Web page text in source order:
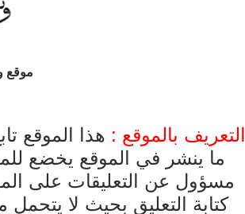
موقع
التعريف بالموقع : هذا الموقع
ما ينشر في الموقع يخضع
مسؤول عن التعليقات على
كتابة التعليق بحيث لا